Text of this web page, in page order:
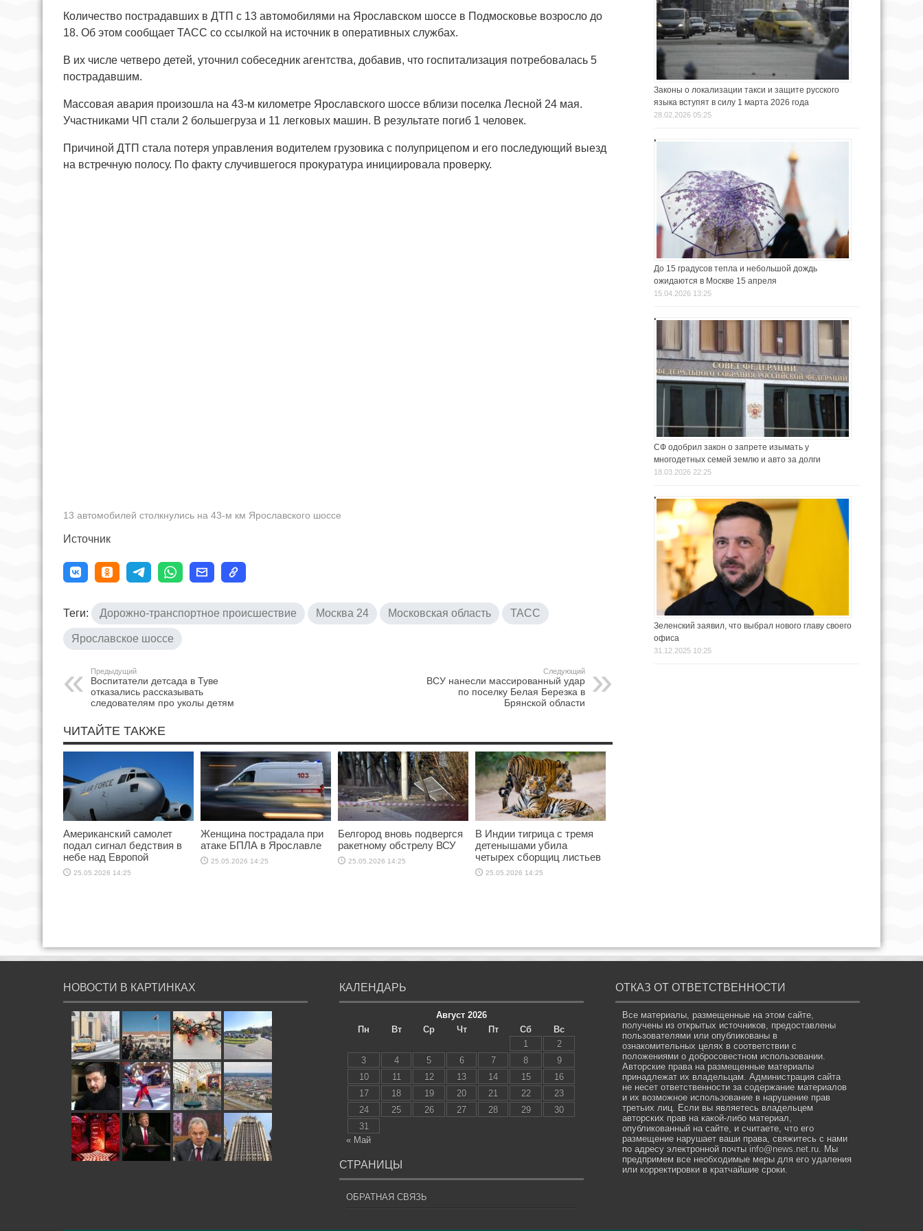
Количество пострадавших в ДТП с 13 автомобилями на Ярославском шоссе в Подмосковье возросло до
18. Об этом сообщает ТАСС со ссылкой на источник в оперативных службах.
В их числе четверо детей, уточнил собеседник агентства, добавив, что госпитализация потребовалась 5
пострадавшим.
Массовая авария произошла на 43-м километре Ярославского шоссе вблизи поселка Лесной 24 мая.
Участниками ЧП стали 2 большегруза и 11 легковых машин. В результате погиб 1 человек.
Причиной ДТП стала потеря управления водителем грузовика с полуприцепом и его последующий выезд
на встречную полосу. По факту случившегося прокуратура инициировала проверку.
13 автомобилей столкнулись на 43‑м км Ярославского шоссе
Источник
Теги: Дорожно-транспортное происшествие Москва 24 Московская область ТАСС
Ярославское шоссе
Предыдущий
Воспитатели детсада в Туве
отказались рассказывать
следователям про уколы детям
Следующий
ВСУ нанесли массированный удар
по поселку Белая Березка в
Брянской области
ЧИТАЙТЕ ТАКЖЕ
Американский самолет
подал сигнал бедствия в
небе над Европой
25.05.2026 14:25
Женщина пострадала при
атаке БПЛА в Ярославле
25.05.2026 14:25
Белгород вновь подвергся
ракетному обстрелу ВСУ
25.05.2026 14:25
В Индии тигрица с тремя
детенышами убила
четырех сборщиц листьев
25.05.2026 14:25
Законы о локализации такси и защите русского
языка вступят в силу 1 марта 2026 года
28.02.2026 05:25
До 15 градусов тепла и небольшой дождь
ожидаются в Москве 15 апреля
15.04.2026 13:25
СФ одобрил закон о запрете изымать у
многодетных семей землю и авто за долги
18.03.2026 22:25
Зеленский заявил, что выбрал нового главу своего
офиса
31.12.2025 10:25
НОВОСТИ В КАРТИНКАХ КАЛЕНДАРЬ
Август 2026
Пн
Вт Ср Чт Пт Сб
Вс
1
2
3
4 5 6 7 8
9
10
11 12 13 14 15
16
17
18 19 20 21 22
23
24
25 26 27 28 29
30
31
« Май
СТРАНИЦЫ
ОБРАТНАЯ СВЯЗЬ
ОТКАЗ ОТ ОТВЕТСТВЕННОСТИ
Все материалы, размещенные на этом сайте,
получены из открытых источников, предоставлены
пользователями или опубликованы в
ознакомительных целях в соответствии с
положениями о добросовестном использовании.
Авторские права на размещенные материалы
принадлежат их владельцам. Администрация сайта
не несет ответственности за содержание материалов
и их возможное использование в нарушение прав
третьих лиц. Если вы являетесь владельцем
авторских прав на какой-либо материал,
опубликованный на сайте, и считаете, что его
размещение нарушает ваши права, свяжитесь с нами
по адресу электронной почты info@news.net.ru. Мы
предпримем все необходимые меры для его удаления
или корректировки в кратчайшие сроки.